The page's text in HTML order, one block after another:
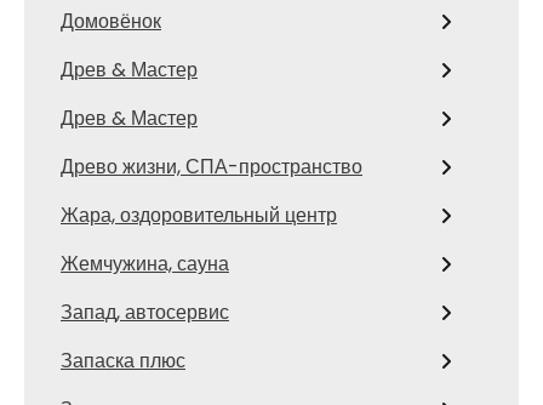
Домовёнок
Древ & Мастер
Древ & Мастер
Древо жизни, СПА-пространство
Жара, оздоровительный центр
Жемчужина, сауна
Запад, автосервис
Запаска плюс